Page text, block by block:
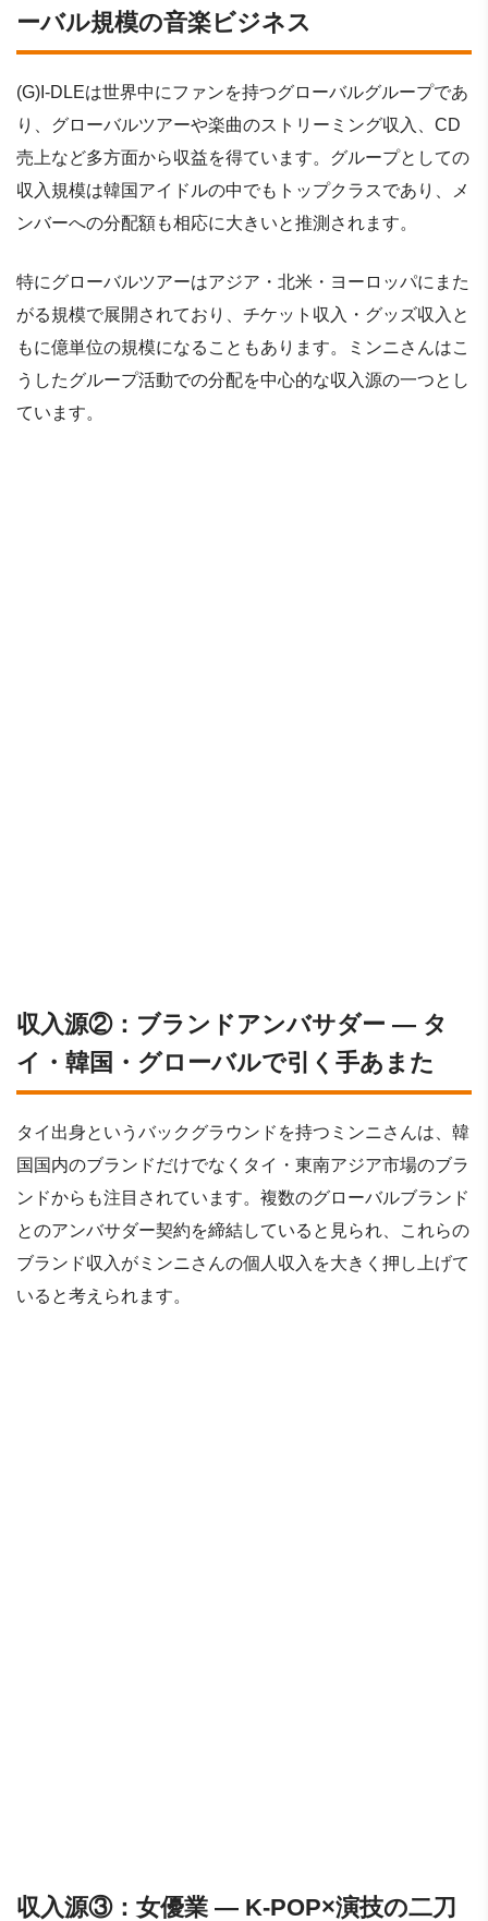
ーバル規模の音楽ビジネス
(G)I-DLEは世界中にファンを持つグローバルグループであ
り、グローバルツアーや楽曲のストリーミング収入、CD
売上など多方面から収益を得ています。グループとしての
収入規模は韓国アイドルの中でもトップクラスであり、メ
ンバーへの分配額も相応に大きいと推測されます。
特にグローバルツアーはアジア・北米・ヨーロッパにまた
がる規模で展開されており、チケット収入・グッズ収入と
もに億単位の規模になることもあります。ミンニさんはこ
うしたグループ活動での分配を中心的な収入源の一つとし
ています。
収入源②：ブランドアンバサダー ― タ
イ・韓国・グローバルで引く手あまた
タイ出身というバックグラウンドを持つミンニさんは、韓
国国内のブランドだけでなくタイ・東南アジア市場のブラ
ンドからも注目されています。複数のグローバルブランド
とのアンバサダー契約を締結していると見られ、これらの
ブランド収入がミンニさんの個人収入を大きく押し上げて
いると考えられます。
収入源③：女優業 ― K-POP×演技の二刀